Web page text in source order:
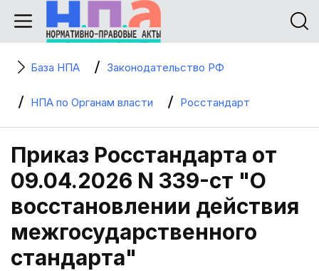
База НПА Законодательство РФ
НПА по Органам власти Росстандарт
Приказ Росстандарта от
09.04.2026 N 339-ст "О
восстановлении действия
межгосударственного
стандарта"